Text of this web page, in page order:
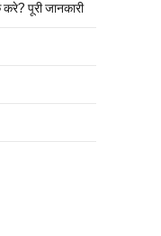
पूरी जानकारी